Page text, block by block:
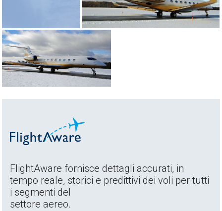
FlightAware fornisce dettagli accurati, in
tempo reale, storici e predittivi dei voli per tutti
i segmenti del
settore aereo.